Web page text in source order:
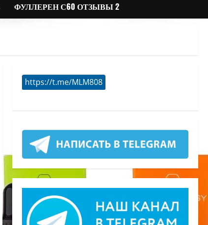
ФУЛЛЕРЕН С60 ОТЗЫВЫ 2
https://t.me/MLM808